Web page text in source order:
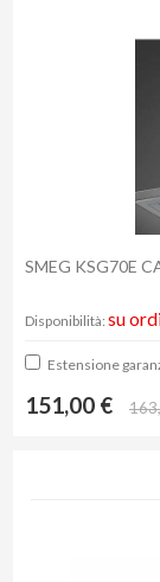
SMEG KSG70E
Disponibilità: su
Estensione
151,00 €